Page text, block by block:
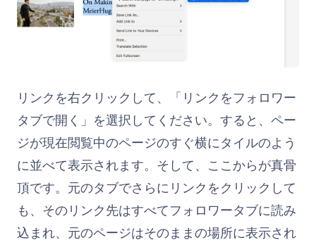
リンクを右クリックして、「リンクをフォロワー
タブで開く」を選択してください。すると、ペー
ジが現在閲覧中のページのすぐ横にタイルのよう
に並べて表示されます。そして、ここからが真骨
頂です。元のタブでさらにリンクをクリックして
も、そのリンク先はすべてフォロワータブに読み
込まれ、元のページはそのままの場所に表示され